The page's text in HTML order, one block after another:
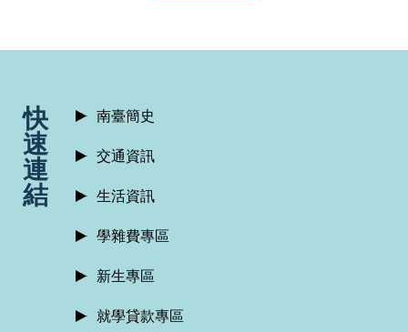
:::
快
速
連
結
南臺簡史
交通資訊
生活資訊
學雜費專區
新生專區
就學貸款專區